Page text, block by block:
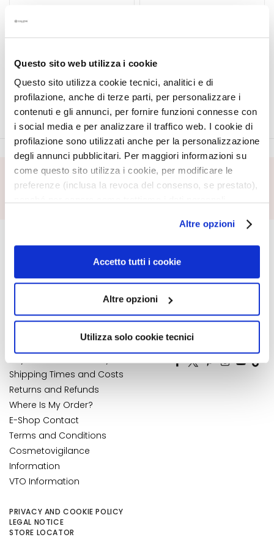
Questo sito web utilizza i cookie
Questo sito utilizza cookie tecnici, analitici e di
profilazione, anche di terze parti, per personalizzare i
contenuti e gli annunci, per fornire funzioni connesse con
i social media e per analizzare il traffico web. I cookie di
profilazione sono utilizzati anche per la personalizzazione
degli annunci pubblicitari. Per maggiori informazioni su
come questo sito utilizza i cookie, per modificare le
preferenze (inclusa la revoca del consenso, se prestato),
l’informativa cookie completa e l’informativa privacy
disponibiliqui. Le ricordiamo che, qualora clicchi su
“Utilizza solo i cookie necessari”, non sarà installato
quelli tecnici. Cliccando su “Accetto tutti i cookie”,
presterà il consenso all’installazione di tutti i cookie
utilizzati dal sito. Cliccando su “Altre opzioni”, potrà
scegliere, in modo più granulare, quali cookie
Altre opzioni
Accetto tutti i cookie
Altre opzioni
Utilizza solo cookie tecnici
t
e
s
C
a
n
s
e
r
M
k
a
n
E
x
f
o
l
i
a
t
o
r
S
e
PURO MATTE LIPSTICK
Hydrated lips with a long-
lasting matte finish
REFILL
Hydrated lips with a long-
lasting matte finish
SUBSCRIBE FOOTER
">Accessibility Statement
CUSTOMER CARE
Shipping Times and Costs
Returns and Refunds
Where Is My Order?
E-Shop Contact
Terms and Conditions
Cosmetovigilance
Information
VTO Information
PRIVACY AND COOKIE POLICY
LEGAL NOTICE
STORE LOCATOR
MY PROFILE
Address Book
My Orders
My Wishlist
My Returns
NUMBER 1